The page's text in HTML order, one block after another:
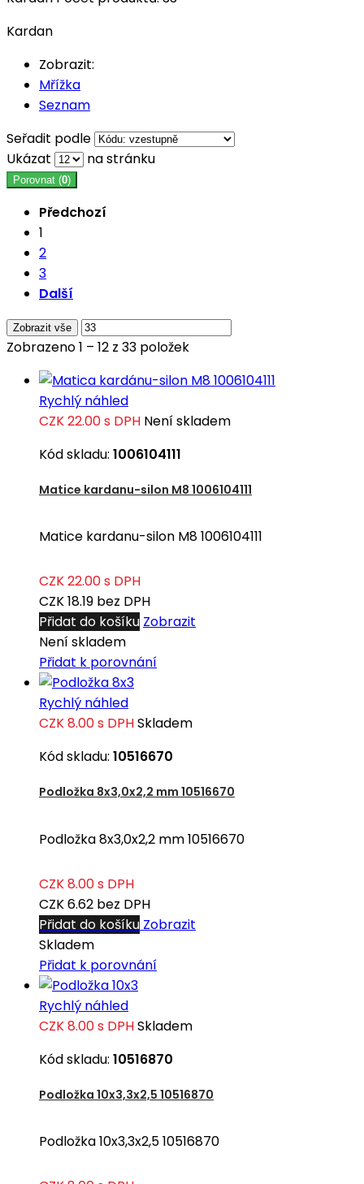
Kardan
Zobrazit:
Mřížka
Seznam
Seřadit podle
Ukázat
na stránku
Porovnat (0)
Předchozí
1
2
3
Další
Zobrazit vše
Zobrazeno 1 – 12 z 33 položek
Rychlý náhled
CZK 22.00s DPH Není skladem
Kód skladu: 1006104111
Matice kardanu-silon M8 1006104111
Matice kardanu-silon M8 1006104111
CZK 22.00s DPH
CZK 18.19 bez DPH
Přidat do košíku Zobrazit
Není skladem
Přidat k porovnání
Rychlý náhled
CZK 8.00s DPHSkladem
Kód skladu: 10516670
Podložka 8x3,0x2,2 mm 10516670
Podložka 8x3,0x2,2 mm 10516670
CZK 8.00s DPH
CZK 6.62 bez DPH
Přidat do košíku Zobrazit
Skladem
Přidat k porovnání
Rychlý náhled
CZK 8.00s DPHSkladem
Kód skladu: 10516870
Podložka 10x3,3x2,5 10516870
Podložka 10x3,3x2,5 10516870